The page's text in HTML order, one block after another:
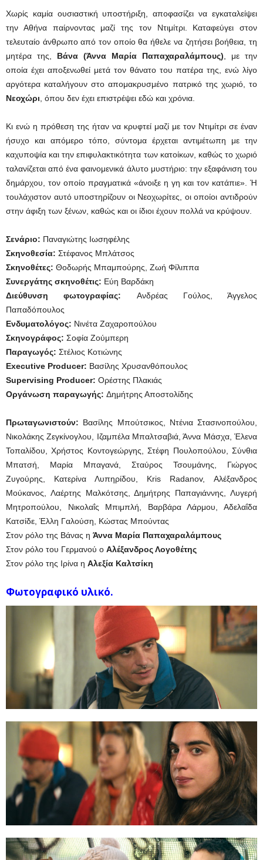
Χωρίς καμία ουσιαστική υποστήριξη, αποφασίζει να εγκαταλείψει
την Αθήνα παίρνοντας μαζί της τον Ντιμίτρι. Καταφεύγει στον
τελευταίο άνθρωπο από τον οποίο θα ήθελε να ζητήσει βοήθεια, τη
μητέρα της, Βάνα (Άννα Μαρία Παπαχαραλάμπους) , με την
οποία έχει αποξενωθεί μετά τον θάνατο του πατέρα της, ενώ λίγο
αργότερα καταλήγουν στο απομακρυσμένο πατρικό της χωριό, το
Νεοχώρι , όπου δεν έχει επιστρέψει εδώ και χρόνια.
Κι ενώ η πρόθεση της ήταν να κρυφτεί μαζί με τον Ντιμίτρι σε έναν
ήσυχο και απόμερο τόπο, σύντομα έρχεται αντιμέτωπη με την
καχυποψία και την επιφυλακτικότητα των κατοίκων, καθώς το χωριό
ταλανίζεται από ένα φαινομενικά άλυτο μυστήριο: την εξαφάνιση του
δημάρχου, τον οποίο πραγματικά «άνοιξε η γη και τον κατάπιε». Ή
τουλάχιστον αυτό υποστηρίζουν οι Νεοχωρίτες, οι οποίοι αντιδρούν
στην άφιξη των ξένων, καθώς και οι ίδιοι έχουν πολλά να κρύψουν.
Σενάριο: Παναγιώτης Ιωσηφέλης
Σκηνοθεσία: Στέφανος Μπλάτσος
Σκηνοθέτες: Θοδωρής Μπαμπούρης, Ζωή Φίλιππα
Συνεργάτης σκηνοθέτις: Εύη Βαρδάκη
Διεύθυνση φωτογραφίας: Ανδρέας Γούλος, Άγγελος
Παπαδόπουλος
Ενδυματολόγος: Νινέτα Ζαχαροπούλου
Σκηνογράφος: Σοφία Ζούμπερη
Παραγωγός: Στέλιος Κοτιώνης
Executive Producer: Βασίλης Χρυσανθόπουλος
Supervising Producer: Ορέστης Πλακιάς
Οργάνωση παραγωγής: Δημήτρης Αποστολίδης
Πρωταγωνιστούν: Βασίλης Μπούτσικος, Ντένια Στασινοπούλου,
Νικολάκης Ζεγκίνογλου, Ιζαμπέλα Μπαλτσαβιά, Άννα Μάσχα, Έλενα
Τοπαλίδου, Χρήστος Κοντογεώργης, Στέφη Πουλοπούλου, Σύνθια
Μπατσή, Μαρία Μπαγανά, Σταύρος Τσουμάνης, Γιώργος
Ζυγούρης, Κατερίνα Λυπηρίδου, Kris Radanov, Αλέξανδρος
Μούκανος, Λαέρτης Μαλκότσης, Δημήτρης Παπαγιάννης, Λυγερή
Μητροπούλου, Νικολαΐς Μπιμπλή, Βαρβάρα Λάρμου, Αδελαΐδα
Κατσίδε, Έλλη Γαλούση, Κώστας Μπούντας
Στον ρόλο της Βάνας η Άννα Μαρία Παπαχαραλάμπους
Στον ρόλο του Γερμανού ο Αλέξανδρος Λογοθέτης
Στον ρόλο της Ιρίνα η Αλεξία Καλτσίκη
Φωτογραφικό υλικό.